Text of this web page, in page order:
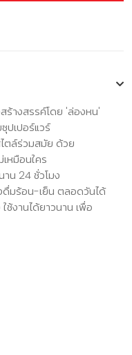
างสรรค์โดย 'ล่องหน'
ปเปอร์แวร์
ตล์ร่วมสมัย ด้วย
หมือนใคร
น 24 ชั่วโมง
ดื่มร้อน-เย็น ตลอดวันได้
งานได้ยาวนาน เพื่อ